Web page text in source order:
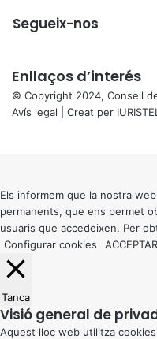
Segueix-nos
Enllaços d’interés
© Copyright 2024, Consell
Avís legal | Creat per IURISTEL
button
Els informem que la nostra
permanents, que ens permet
usuaris que accedeixen. Per
Configurar cookies
ACCEPTAR
Tanca
Visió general de
Aquest lloc web utilitza